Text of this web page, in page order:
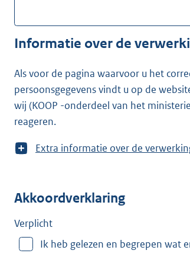
Informatie over de
Als voor de pagina waarvoor u het
persoonsgegevens vindt u op de website van de
wij (KOOP -onderdeel van het
reageren.
T
m
e
Extra
Akkoordverklaring
Verplicht
Ik heb gelezen en begrepen wat